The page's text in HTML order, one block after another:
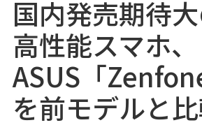
国内発売期待
高性能スマホ、
ASUS「
を前モデルと